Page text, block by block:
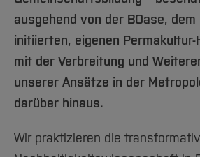
Arbeiten im FB G
Forschung und Projekte
International
Team
Service
Studiengänge
Aktuelles
Studium
Fachgruppen
Forschung und Entwicklung
International
Team
Service
Amtliche
BO Shop
Familiengerechte Hochschule
Gleichstellung
Diskriminierungsfreie
Vertretungen
Wahlen
Hochschulbibliothek
Hochschulkommunikation
International Office
Medienzentrum
qed-Stiftung
Zentrale Studienberatung
ausgehend von der BOase,
initiierten, eigenen
mit der Verbreitung und
unserer Ansätze in der
darüber hinaus.
Wir praktizieren die